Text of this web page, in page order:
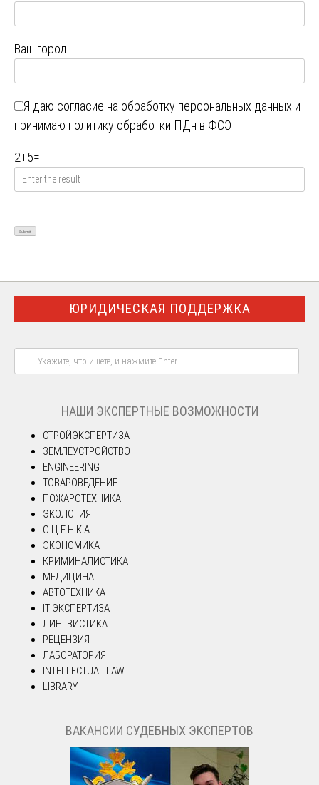
Ваш город
Я даю согласие на обработку персональных данных и
принимаю политику обработки ПДн в ФСЭ
2+5=
ЮРИДИЧЕСКАЯ ПОДДЕРЖКА
НАШИ ЭКСПЕРТНЫЕ ВОЗМОЖНОСТИ
СТРОЙЭКСПЕРТИЗА
ЗЕМЛЕУСТРОЙСТВО
ENGINEERING
ТОВАРОВЕДЕНИЕ
ПОЖАРОТЕХНИКА
ЭКОЛОГИЯ
О Ц Е Н К А
ЭКОНОМИКА
КРИМИНАЛИСТИКА
МЕДИЦИНА
АВТОТЕХНИКА
IT ЭКСПЕРТИЗА
ЛИНГВИСТИКА
РЕЦЕНЗИЯ
ЛАБОРАТОРИЯ
INTELLECTUAL LAW
LIBRARY
ВАКАНСИИ СУДЕБНЫХ ЭКСПЕРТОВ